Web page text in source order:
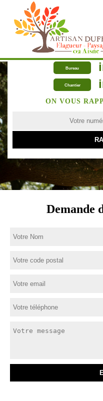
Bureau
Chantier
ON VOUS
Demande